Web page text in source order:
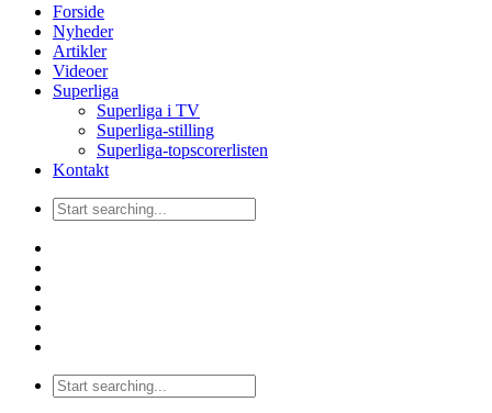
Forside
Nyheder
Artikler
Videoer
Superliga
Superliga i TV
Superliga-stilling
Superliga-topscorerlisten
Kontakt